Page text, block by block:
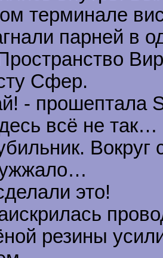
терминале
парней в
Сфер.
- прошептала
всё не так…
это!
резины